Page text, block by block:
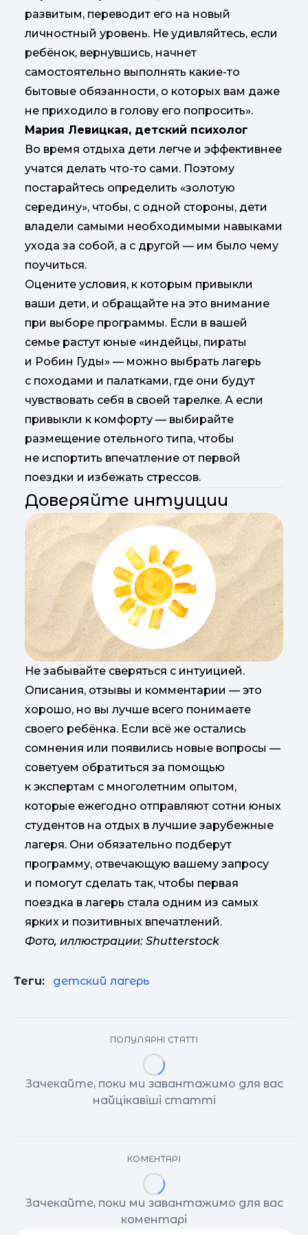
развитым, переводит его на новый
личностный уровень. Не удивляйтесь, если
ребёнок, вернувшись, начнет
самостоятельно выполнять какие-то
бытовые обязанности, о которых вам даже
не приходило в голову его попросить».
Мария Левицкая, детский психолог
Во время отдыха дети легче и эффективнее
учатся делать что-то сами. Поэтому
постарайтесь определить «золотую
середину», чтобы, с одной стороны, дети
владели самыми необходимыми навыками
ухода за собой, а с другой — им было чему
поучиться.
Оцените условия, к которым привыкли
ваши дети, и обращайте на это внимание
при выборе программы. Если в вашей
семье растут юные «индейцы, пираты
и Робин Гуды» — можно выбрать лагерь
с походами и палатками, где они будут
чувствовать себя в своей тарелке. А если
привыкли к комфорту — выбирайте
размещение отельного типа, чтобы
не испортить впечатление от первой
поездки и избежать стрессов.
Доверяйте интуиции
Не забывайте сверяться с интуицией.
Описания, отзывы и комментарии — это
хорошо, но вы лучше всего понимаете
своего ребёнка. Если всё же остались
сомнения или появились новые вопросы —
советуем обратиться за помощью
к экспертам с многолетним опытом,
которые ежегодно отправляют сотни юных
студентов на отдых в лучшие зарубежные
лагеря. Они обязательно подберут
программу, отвечающую вашему запросу
и помогут сделать так, чтобы первая
поездка в лагерь стала одним из самых
ярких и позитивных впечатлений.
Фото, иллюстрации: Shutterstock
Теги: детский лагерь
ПОПУЛЯРНІ СТАТТІ
Зачекайте, поки ми завантажимо для вас
найцікавіші статті
КОМЕНТАРІ
Зачекайте, поки ми завантажимо для вас
коментарі